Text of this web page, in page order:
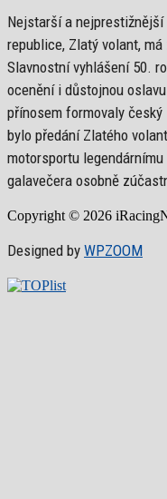
Nejstarší a
republice, Zlatý volant,
Slavnostní vyhlášení 50.
ocenění i důstojnou
přínosem formovaly
bylo předání Zlatého
motorsportu
galavečera osobně
Copyright © 2026
Designed by WPZOOM